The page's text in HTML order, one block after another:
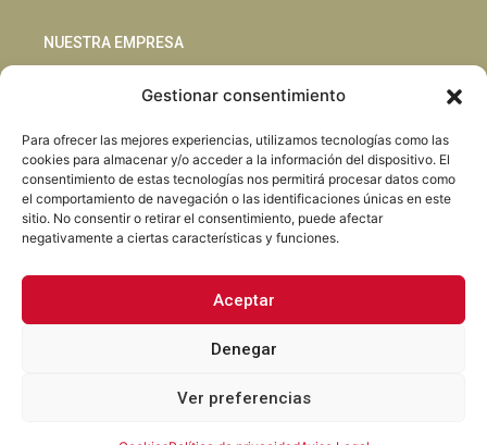
Gestionar consentimiento
Para ofrecer las mejores experiencias, utilizamos tecnologías como las
cookies para almacenar y/o acceder a la información del dispositivo. El
consentimiento de estas tecnologías nos permitirá procesar datos como
el comportamiento de navegación o las identificaciones únicas en este
sitio. No consentir o retirar el consentimiento, puede afectar
negativamente a ciertas características y funciones.
Aceptar
Denegar
Ver preferencias
NUESTRA EMPRESA
Blog
Habla con nosotros
Torrent Closures · Todos los derechos reservados ·